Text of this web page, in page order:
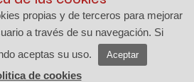
Abogados · Desarrollo web:
Visualco
propias y de terceros para mejorar
a través de su navegación. Si
aceptas su uso.
Aceptar
de cookies